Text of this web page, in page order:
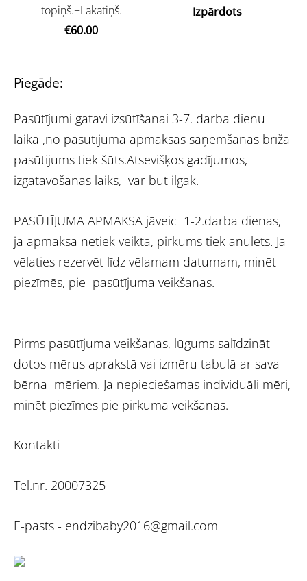
Piegāde:
Pasūtījumi gatavi izsūtīšanai 3-7. darba dienu
laikā ,no pasūtījuma apmaksas saņemšanas brīža
pasūtijums tiek šūts.Atsevišķos gadījumos,
izgatavošanas laiks, var būt ilgāk.
PASŪTĪJUMA APMAKSA jāveic 1-2.darba dienas,
ja apmaksa netiek veikta, pirkums tiek anulēts. Ja
vēlaties rezervēt līdz vēlamam datumam, minēt
piezīmēs, pie pasūtījuma veikšanas.
Pirms pasūtījuma veikšanas, lūgums salīdzināt
dotos mērus aprakstā vai izmēru tabulā ar sava
bērna mēriem. Ja nepieciešamas individuāli mēri,
minēt piezīmes pie pirkuma veikšanas.
Kontakti
Tel.nr. 20007325
E-pasts - endzibaby2016@gmail.com
topiņš.+Lakatiņš.
€60.00
Izpārdots